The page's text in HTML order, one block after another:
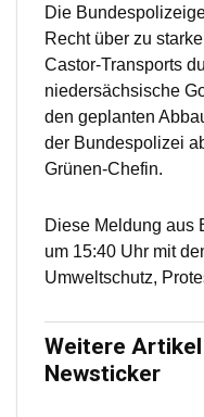
Die
Recht über zu
Castor-Transports
niedersächsische
den geplanten
der Bundespolizei
Grünen-Chefin.
Diese Meldung aus
um 15:40 Uhr mit
Umweltschutz,
Weitere
Newsticker